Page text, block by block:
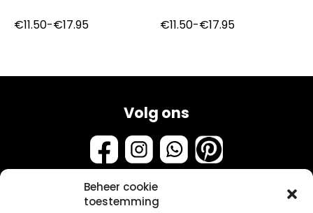
Beheer cookie
toestemming
€11.50-€17.95Prijsklasse:
€11.50-€17.95Prijsklasse:
Volg ons